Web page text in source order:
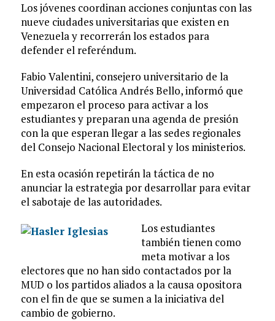
Los jóvenes coordinan acciones conjuntas con las
nueve ciudades universitarias que existen en
Venezuela y recorrerán los estados para
defender el referéndum.
Fabio Valentini, consejero universitario de la
Universidad Católica Andrés Bello, informó que
empezaron el proceso para activar a los
estudiantes y preparan una agenda de presión
con la que esperan llegar a las sedes regionales
del Consejo Nacional Electoral y los ministerios.
En esta ocasión repetirán la táctica de no
anunciar la estrategia por desarrollar para evitar
el sabotaje de las autoridades.
Los estudiantes
también tienen como
meta motivar a los
electores que no han sido contactados por la
MUD o los partidos aliados a la causa opositora
con el fin de que se sumen a la iniciativa del
cambio de gobierno.